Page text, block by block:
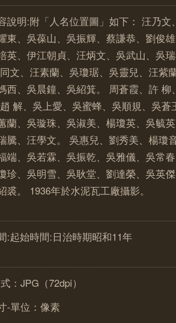
說明:附「人名位置圖」如下： 汪乃文
東、吳葆山、吳振輝、蔡謙恭、劉俊
英、伊江朝貞、汪炳文、吳武山、吳
文、汪素蘭、吳瓊琚、吳靈兒、汪紫
西、吳晨鐘、吳紹箕。 周蒼霞、許 柳
解、吳上愛、吳蜜蜂、吳順規、吳蒼
蘭、吳璇珠、吳淑美、楊瓊英、吳毓
騰、汪學文。 吳惠兒、劉秀美、楊瓊
端、吳若霖、吳振乾、吳雅儀、吳常
珍、吳明雪、吳耿堂、劉達榮、吳英
裘。 1936年於水泥瓦工廠攝影。
:起始時間:日治時期昭和11年
：JPG（72dpi）
-單位：像素